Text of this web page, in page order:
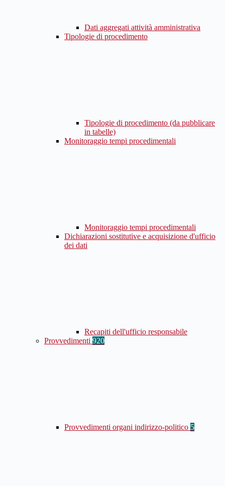
Dati aggregati attività amministrativa
Tipologie di procedimento
Tipologie di procedimento (da pubblicare
in tabelle)
Monitoraggio tempi procedimentali
Monitoraggio tempi procedimentali
Dichiarazioni sostitutive e acquisizione d'ufficio
dei dati
Recapiti dell'ufficio responsabile
Provvedimenti 920
Provvedimenti organi indirizzo-politico 5